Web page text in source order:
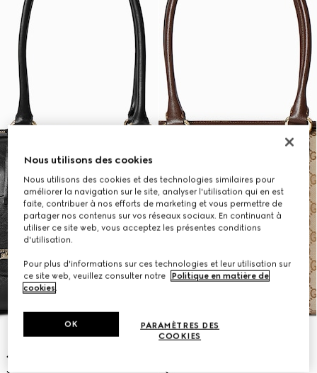
Nous utilisons des cookies
Nous utilisons des cookies et des technologies similaires pour
améliorer la navigation sur le site, analyser l'utilisation qui en est
faite, contribuer à nos efforts de marketing et vous permettre de
partager nos contenus sur vos réseaux sociaux. En continuant à
utiliser ce site web, vous acceptez les présentes conditions
d'utilisation.
Pour plus d'informations sur ces technologies et leur utilisation sur
ce site web, veuillez consulter notre
Politique en matière de
cookies.
PARAMÈTRES DES
COOKIES
OK